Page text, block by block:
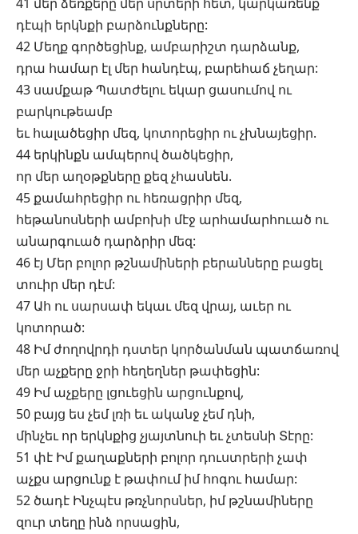
դէպի երկնքի բարձունքները:
42 Մեղք գործեցինք, ամբարիշտ դարձանք,
դրա համար էլ մեր հանդէպ, բարեհաճ չեղար:
43 սամքաթ Պատժելու եկար ցասումով ու
բարկութեամբ
եւ հալածեցիր մեզ, կոտորեցիր ու չխնայեցիր.
44 երկինքն ամպերով ծածկեցիր,
որ մեր աղօթքները քեզ չհասնեն.
45 քամահրեցիր ու հեռացրիր մեզ,
հեթանոսների ամբոխի մէջ արհամարհուած ու
անարգուած դարձրիր մեզ:
46 էյ Մեր բոլոր թշնամիների բերանները բացել
տուիր մեր դէմ:
47 Ահ ու սարսափ եկաւ մեզ վրայ, աւեր ու
կոտորած:
48 Իմ ժողովրդի դստեր կործանման պատճառով
մեր աչքերը ջրի հեղեղներ թափեցին:
49 Իմ աչքերը լցուեցին արցունքով,
50 բայց ես չեմ լռի եւ ականջ չեմ դնի,
մինչեւ որ երկնքից չյայտնուի եւ չտեսնի Տէրը:
51 փէ Իմ քաղաքների բոլոր դուստրերի չափ
աչքս արցունք է թափում իմ հոգու համար:
52 ծադէ Ինչպէս թռչնորսներ, իմ թշնամիները
զուր տեղը ինձ որսացին,